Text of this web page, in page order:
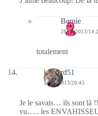
Bernie
28/06/2013/
totalement
louvard51
25/06/2013/20:45
Je le savais… ils sont là
vu….. les